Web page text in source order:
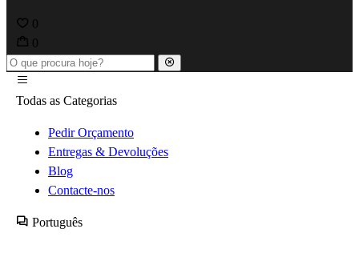
0
0
Todas as Categorias
Pedir Orçamento
Entregas & Devoluções
Blog
Contacte-nos
Português